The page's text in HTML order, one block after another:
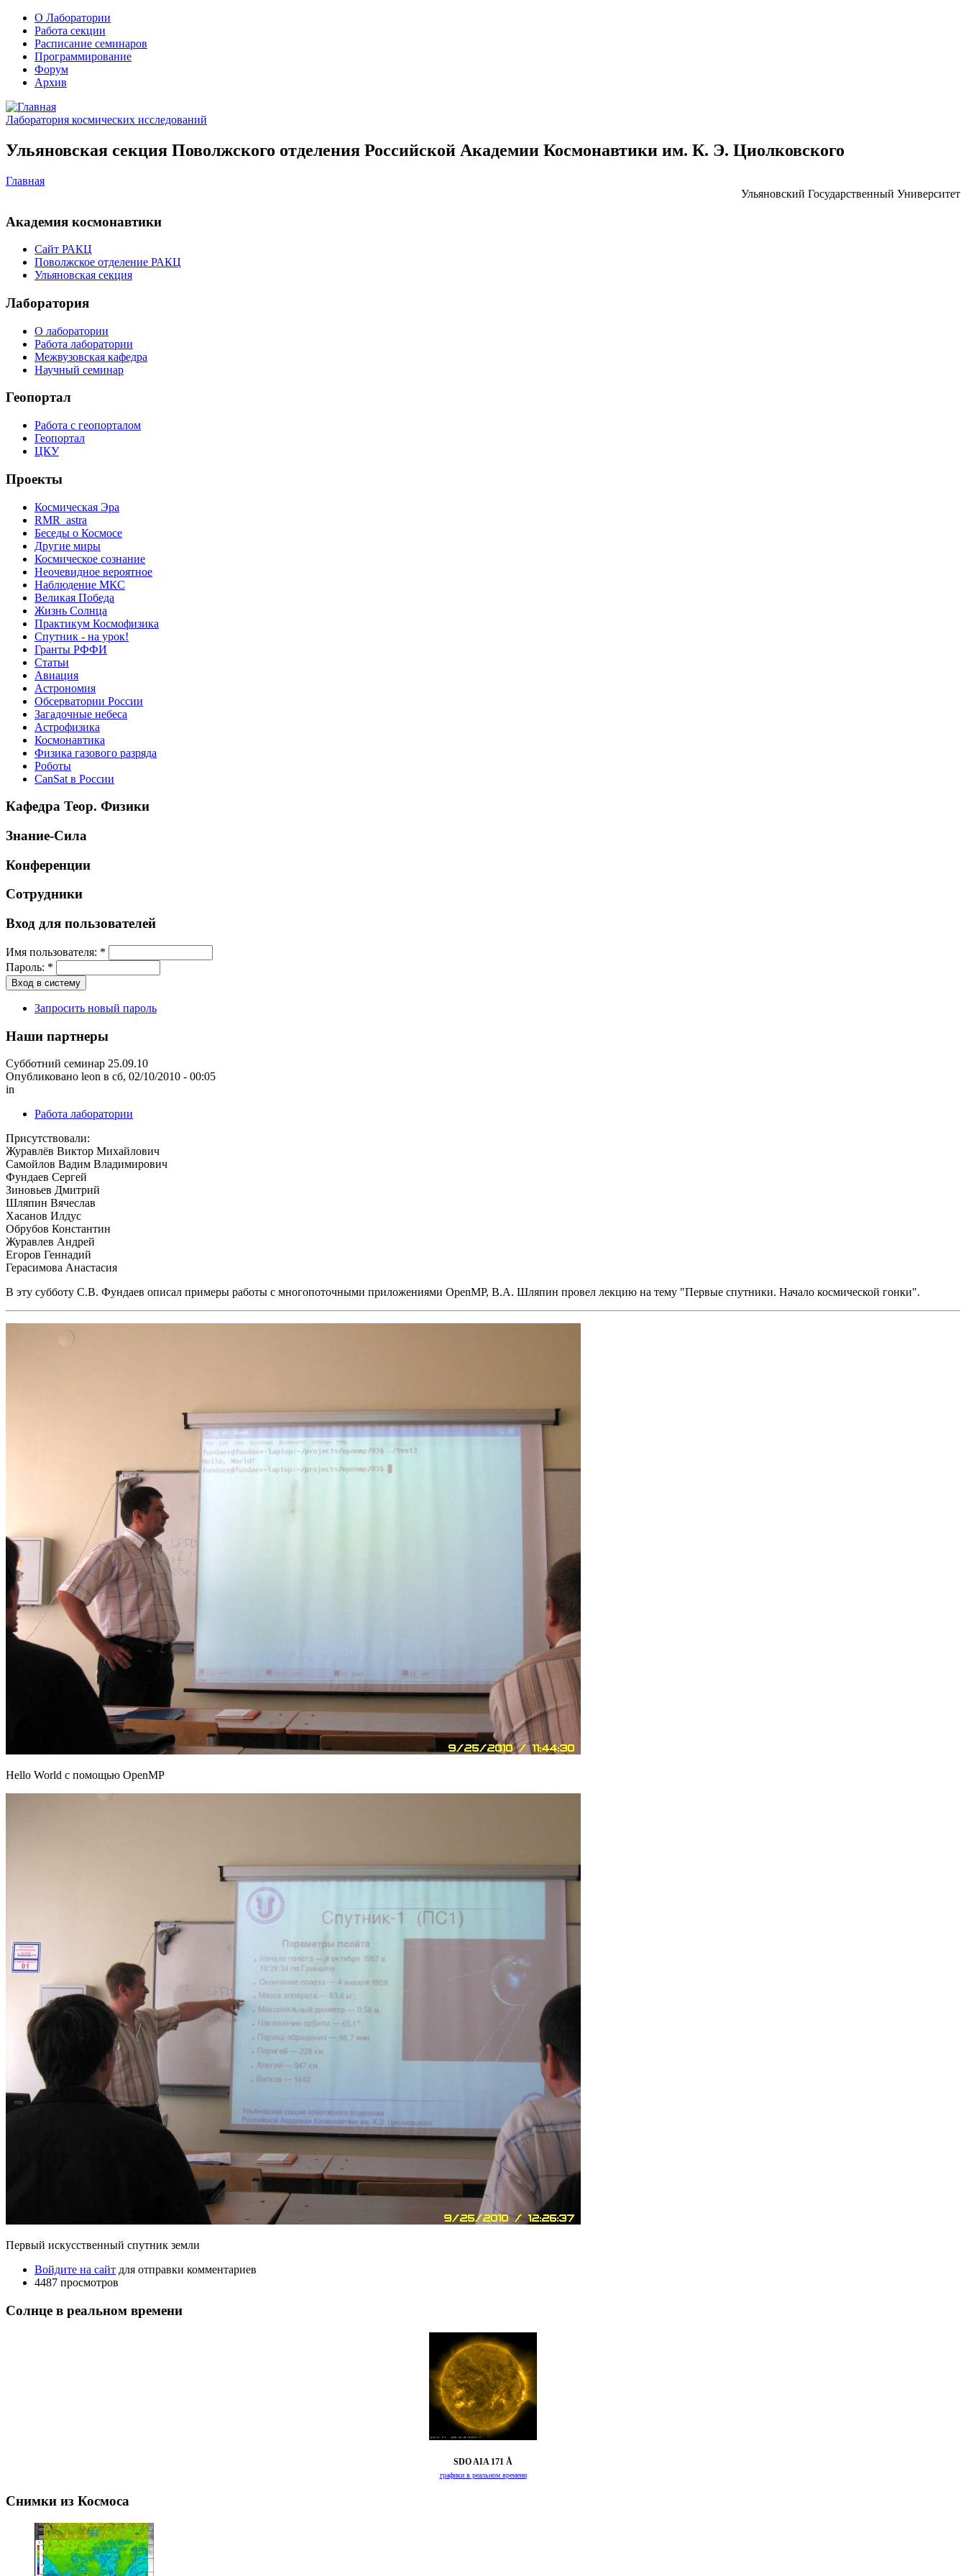
О Лаборатории
Работа секции
Расписание семинаров
Программирование
Форум
Архив
Лаборатория космических исследований
Ульяновская секция Поволжского отделения Российской Академии Космонавтики им. К. Э. Циолковского
Главная
Ульяновский Государственный Университет
Академия космонавтики
Сайт РАКЦ
Поволжское отделение РАКЦ
Ульяновская секция
Лаборатория
О лаборатории
Работа лаборатории
Межвузовская кафедра
Научный семинар
Геопортал
Работа с геопорталом
Геопортал
ЦКУ
Проекты
Космическая Эра
RMR_astra
Беседы о Космосе
Другие миры
Космическое сознание
Неочевидное вероятное
Наблюдение МКС
Великая Победа
Жизнь Солнца
Практикум Космофизика
Спутник - на урок!
Гранты РФФИ
Статьи
Авиация
Астрономия
Обсерватории России
Загадочные небеса
Астрофизика
Космонавтика
Физика газового разряда
Роботы
CanSat в России
Кафедра Теор. Физики
Знание-Сила
Конференции
Сотрудники
Вход для пользователей
Имя пользователя: *
Пароль: *
Запросить новый пароль
Наши партнеры
Субботний семинар 25.09.10
Опубликовано leon в сб, 02/10/2010 - 00:05
in
Работа лаборатории
Присутствовали:
Журавлёв Виктор Михайлович
Самойлов Вадим Владимирович
Фундаев Сергей
Зиновьев Дмитрий
Шляпин Вячеслав
Хасанов Илдус
Обрубов Константин
Журавлев Андрей
Егоров Геннадий
Герасимова Анастасия
В эту субботу С.В. Фундаев описал примеры работы с многопоточными приложениями OpenMP, В.А. Шляпин провел лекцию на тему "Первые спутники. Начало космической гонки".
Hello World с помощью OpenMP
Первый искусственный спутник земли
Войдите на сайт для отправки комментариев
4487 просмотров
Солнце в реальном времени
SDO AIA 171 Å
графики в реальном времени
Снимки из Космоса